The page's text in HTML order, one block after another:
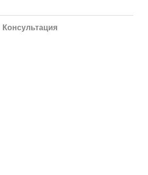
Консультация